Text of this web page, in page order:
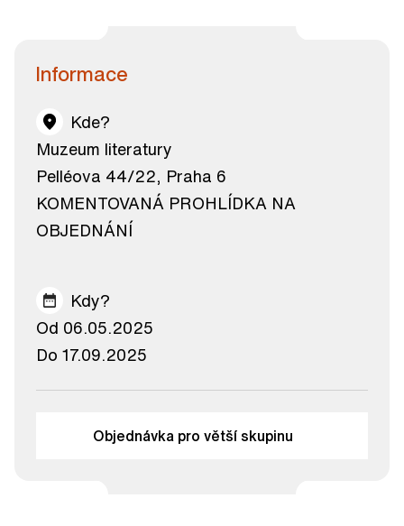
Informace
Kde?
Muzeum literatury
Pelléova 44/22, Praha 6
KOMENTOVANÁ PROHLÍDKA NA
OBJEDNÁNÍ
Kdy?
Od 06.05.2025
Do 17.09.2025
Objednávka pro větší skupinu